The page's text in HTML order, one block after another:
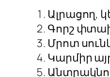
Ալրացող,
Գորշ
Մրոտ
Կարմիր